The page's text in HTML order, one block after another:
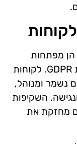
מפתחות
חיוניים לניהול תזרים מזומנים בתקופת GDPR. לקוחות
נשמר ומנוהל,
השקיפות
מחזקת את